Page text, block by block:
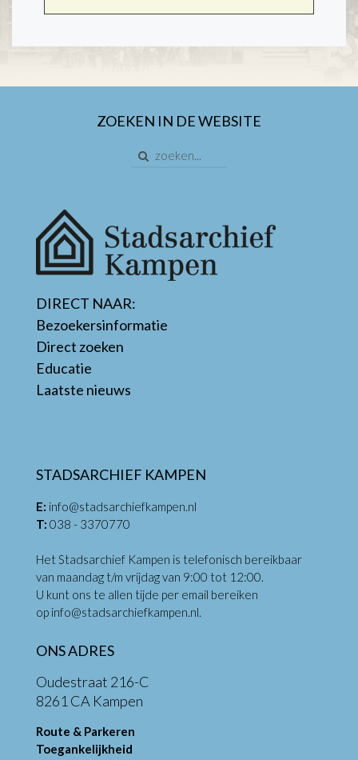
ZOEKEN IN DE WEBSITE
DIRECT NAAR:
Bezoekersinformatie
Direct zoeken
Educatie
Laatste nieuws
STADSARCHIEF KAMPEN
E: info@stadsarchiefkampen.nl
T: 038 - 3370770
Het Stadsarchief Kampen is telefonisch bereikbaar
van maandag t/m vrijdag van 9:00 tot 12:00.
U kunt ons te allen tijde per email bereiken
op info@stadsarchiefkampen.nl.
ONS ADRES
Oudestraat 216-C
8261 CA Kampen
Route & Parkeren
Toegankelijkheid